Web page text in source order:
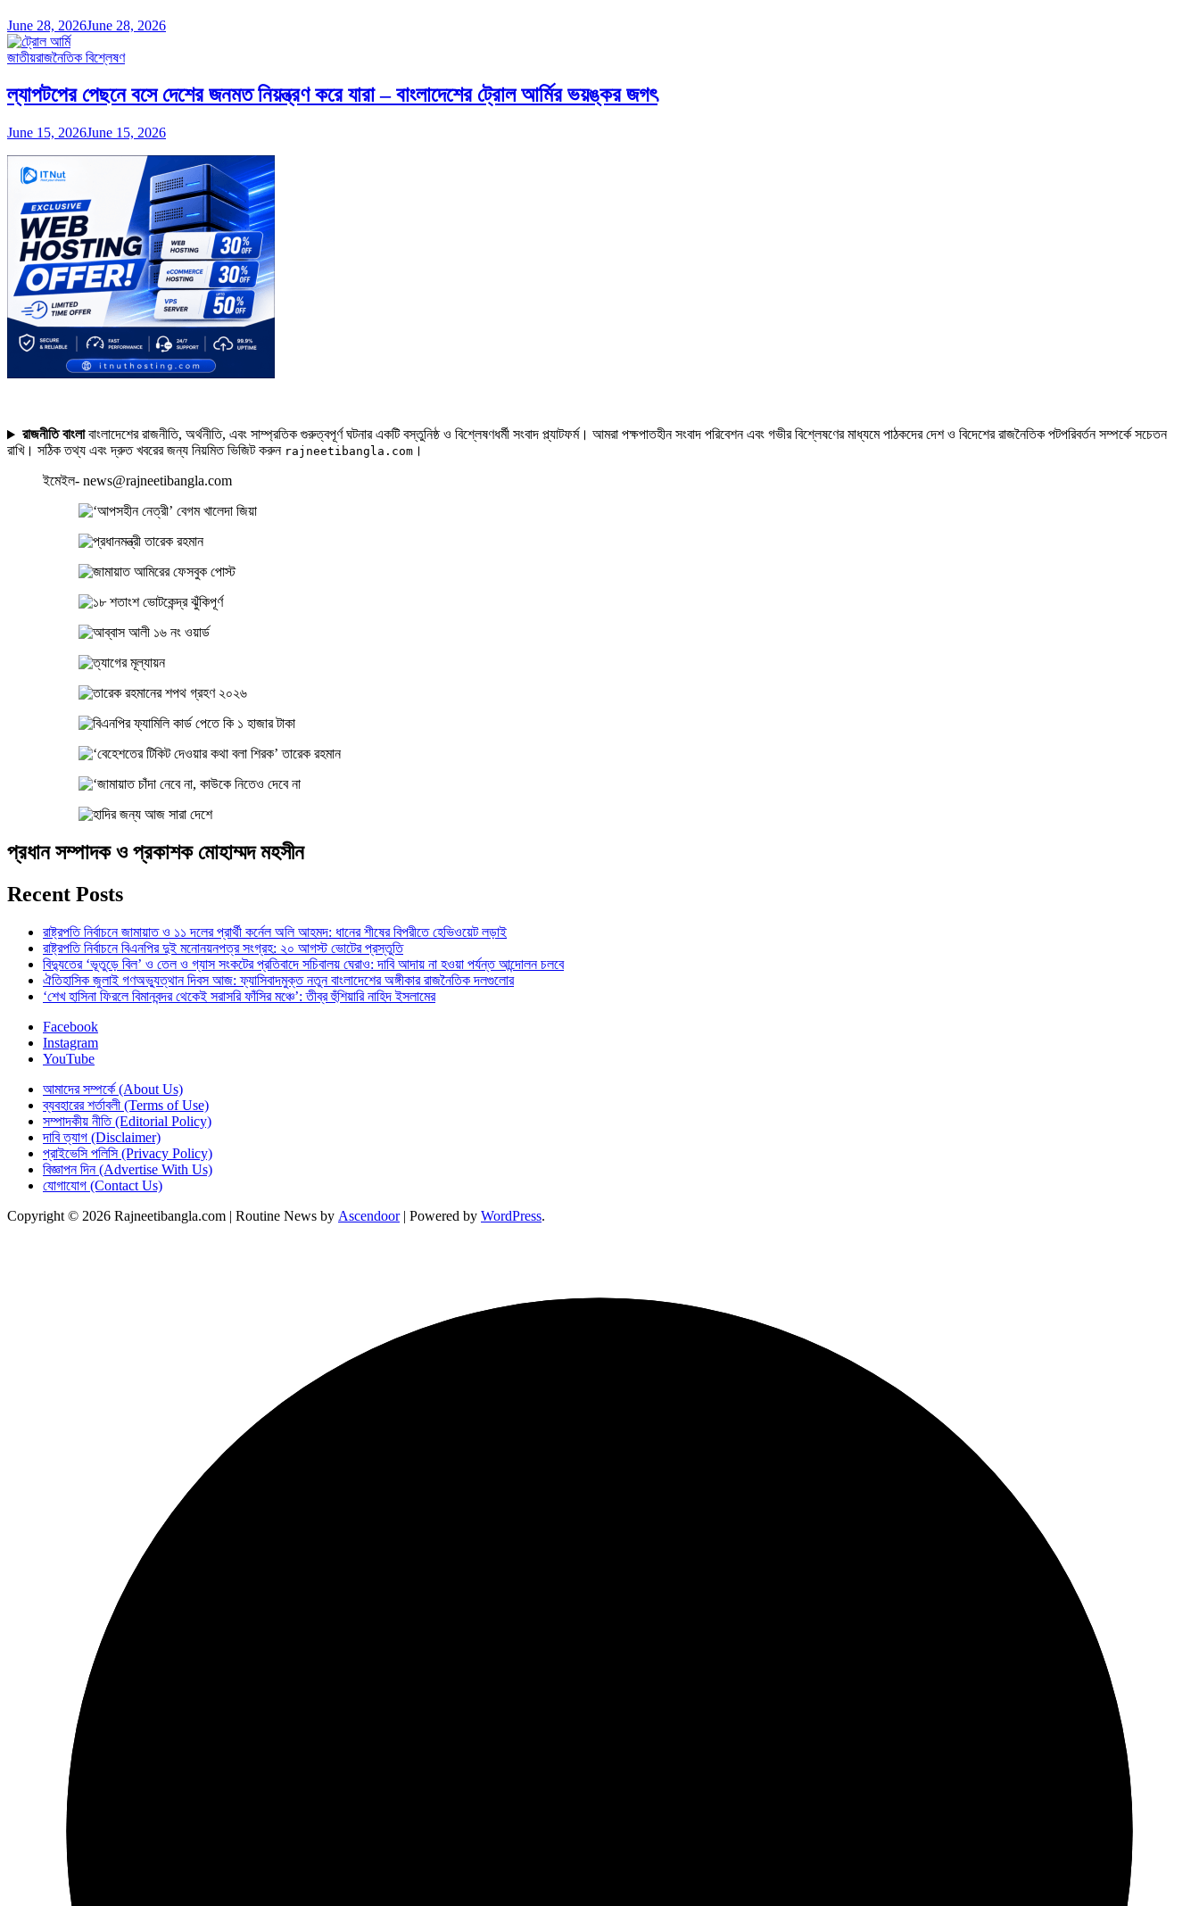
June 28, 2026June 28, 2026
জাতীয়রাজনৈতিক বিশ্লেষণ
ল্যাপটপের পেছনে বসে দেশের জনমত নিয়ন্ত্রণ করে যারা – বাংলাদেশের ট্রোল আর্মির ভয়ঙ্কর জগৎ
June 15, 2026June 15, 2026
রাজনীতি বাংলাবাংলাদেশের রাজনীতি, অর্থনীতি, এবং সাম্প্রতিক গুরুত্বপূর্ণ ঘটনার একটি বস্তুনিষ্ঠ ও বিশ্লেষণধর্মী সংবাদ প্ল্যাটফর্ম। আমরা পক্ষপাতহীন সংবাদ পরিবেশন এবং গভীর বিশ্লেষণের মাধ্যমে পাঠকদের দেশ ও বিদেশের রাজনৈতিক পটপরিবর্তন সম্পর্কে সচেতন
রাখি। সঠিক তথ্য এবং দ্রুত খবরের জন্য নিয়মিত ভিজিট করুন rajneetibangla.com ।
ইমেইল- news@rajneetibangla.com
প্রধান সম্পাদক ও প্রকাশক মোহাম্মদ মহসীন
Recent Posts
রাষ্ট্রপতি নির্বাচনে জামায়াত ও ১১ দলের প্রার্থী কর্নেল অলি আহমদ: ধানের শীষের বিপরীতে হেভিওয়েট লড়াই
রাষ্ট্রপতি নির্বাচনে বিএনপির দুই মনোনয়নপত্র সংগ্রহ: ২০ আগস্ট ভোটের প্রস্তুতি
বিদ্যুতের ‘ভূতুড়ে বিল’ ও তেল ও গ্যাস সংকটের প্রতিবাদে সচিবালয় ঘেরাও: দাবি আদায় না হওয়া পর্যন্ত আন্দোলন চলবে
ঐতিহাসিক জুলাই গণঅভ্যুত্থান দিবস আজ: ফ্যাসিবাদমুক্ত নতুন বাংলাদেশের অঙ্গীকার রাজনৈতিক দলগুলোর
‘শেখ হাসিনা ফিরলে বিমানবন্দর থেকেই সরাসরি ফাঁসির মঞ্চে’: তীব্র হুঁশিয়ারি নাহিদ ইসলামের
Facebook
Instagram
YouTube
আমাদের সম্পর্কে (About Us)
ব্যবহারের শর্তাবলী (Terms of Use)
সম্পাদকীয় নীতি (Editorial Policy)
দাবি ত্যাগ (Disclaimer)
প্রাইভেসি পলিসি (Privacy Policy)
বিজ্ঞাপন দিন (Advertise With Us)
যোগাযোগ (Contact Us)
Copyright © 2026 Rajneetibangla.com | Routine News by Ascendoor| Powered by WordPress.